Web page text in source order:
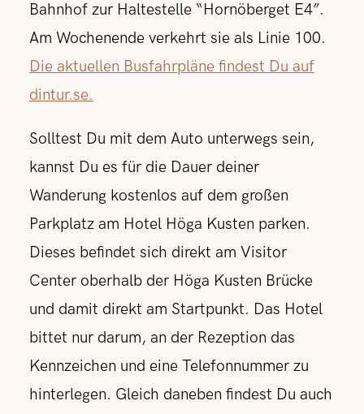
Bahnhof zur Haltestelle “Hornöberget E4”.
Am Wochenende verkehrt sie als Linie 100.
Die aktuellen Busfahrpläne findest Du auf
dintur.se.
Solltest Du mit dem Auto unterwegs sein,
kannst Du es für die Dauer deiner
Wanderung kostenlos auf dem großen
Parkplatz am Hotel Höga Kusten parken.
Dieses befindet sich direkt am Visitor
Center oberhalb der Höga Kusten Brücke
und damit direkt am Startpunkt. Das Hotel
bittet nur darum, an der Rezeption das
Kennzeichen und eine Telefonnummer zu
hinterlegen. Gleich daneben findest Du auch